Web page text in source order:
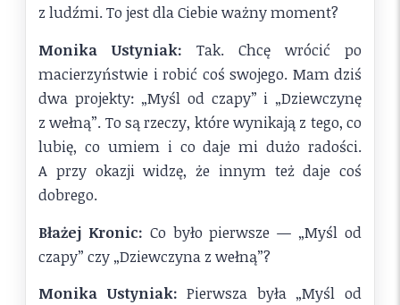
z ludźmi. To jest dla Ciebie ważny moment?
Monika Ustyniak: Tak. Chcę wrócić po
macierzyństwie i robić coś swojego. Mam dziś
dwa projekty: „Myśl od czapy” i „Dziewczynę
z wełną”. To są rzeczy, które wynikają z tego, co
lubię, co umiem i co daje mi dużo radości.
A przy okazji widzę, że innym też daje coś
dobrego.
Błażej Kronic: Co było pierwsze — „Myśl od
czapy” czy „Dziewczyna z wełną”?
Monika Ustyniak: Pierwsza była „Myśl od